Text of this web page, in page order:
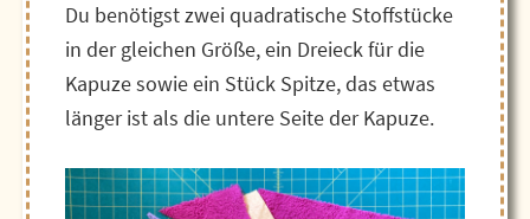
Du benötigst zwei quadratische Stoffstücke
in der gleichen Größe, ein Dreieck für die
Kapuze sowie ein Stück Spitze, das etwas
länger ist als die untere Seite der Kapuze.